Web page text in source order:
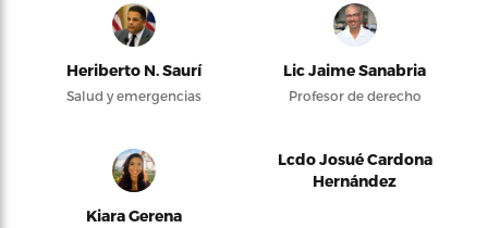
Heriberto N. Saurí
Salud y emergencias
Lic Jaime Sanabria
Profesor de derecho
Kiara Gerena
Lcdo Josué Cardona
Hernández